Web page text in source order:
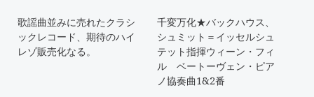
歌謡曲並みに売れたクラシ
ックレコード、期待のハイ
レゾ販売化なる。
千変万化★バックハウス、
シュミット＝イッセルシュ
テット指揮ウィーン・フィ
ル ベートーヴェン・ピア
ノ協奏曲1&2番